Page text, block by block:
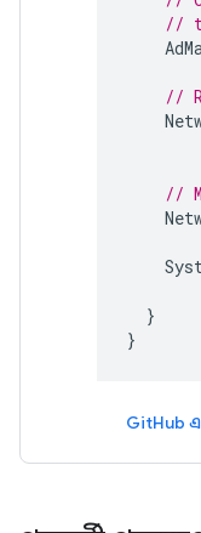
//
//
//
}
}
GitHub